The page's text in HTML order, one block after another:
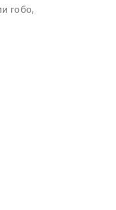
гобо,